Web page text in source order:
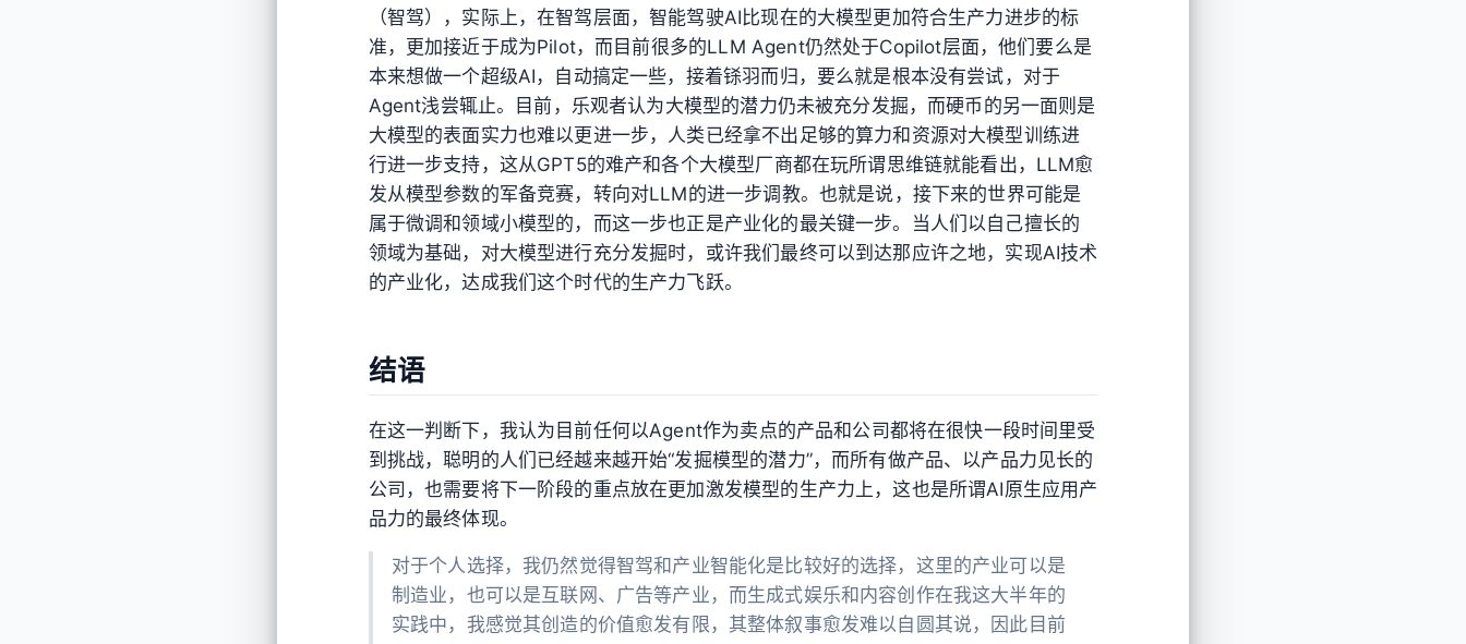
（智驾），实际上，在智驾层面，智能驾驶AI比现在的大模型更加符合生产力进步的标
准，更加接近于成为Pilot，而目前很多的LLM Agent仍然处于Copilot层面，他们要么是
本来想做一个超级AI，自动搞定一些，接着铩羽而归，要么就是根本没有尝试，对于
Agent浅尝辄止。目前，乐观者认为大模型的潜力仍未被充分发掘，而硬币的另一面则是
大模型的表面实力也难以更进一步，人类已经拿不出足够的算力和资源对大模型训练进
行进一步支持，这从GPT5的难产和各个大模型厂商都在玩所谓思维链就能看出，LLM愈
发从模型参数的军备竞赛，转向对LLM的进一步调教。也就是说，接下来的世界可能是
属于微调和领域小模型的，而这一步也正是产业化的最关键一步。当人们以自己擅长的
领域为基础，对大模型进行充分发掘时，或许我们最终可以到达那应许之地，实现AI技术
的产业化，达成我们这个时代的生产力飞跃。
结语
在这一判断下，我认为目前任何以Agent作为卖点的产品和公司都将在很快一段时间里受
到挑战，聪明的人们已经越来越开始“发掘模型的潜力”，而所有做产品、以产品力见长的
公司，也需要将下一阶段的重点放在更加激发模型的生产力上，这也是所谓AI原生应用产
品力的最终体现。
对于个人选择，我仍然觉得智驾和产业智能化是比较好的选择，这里的产业可以是
制造业，也可以是互联网、广告等产业，而生成式娱乐和内容创作在我这大半年的
实践中，我感觉其创造的价值愈发有限，其整体叙事愈发难以自圆其说，因此目前